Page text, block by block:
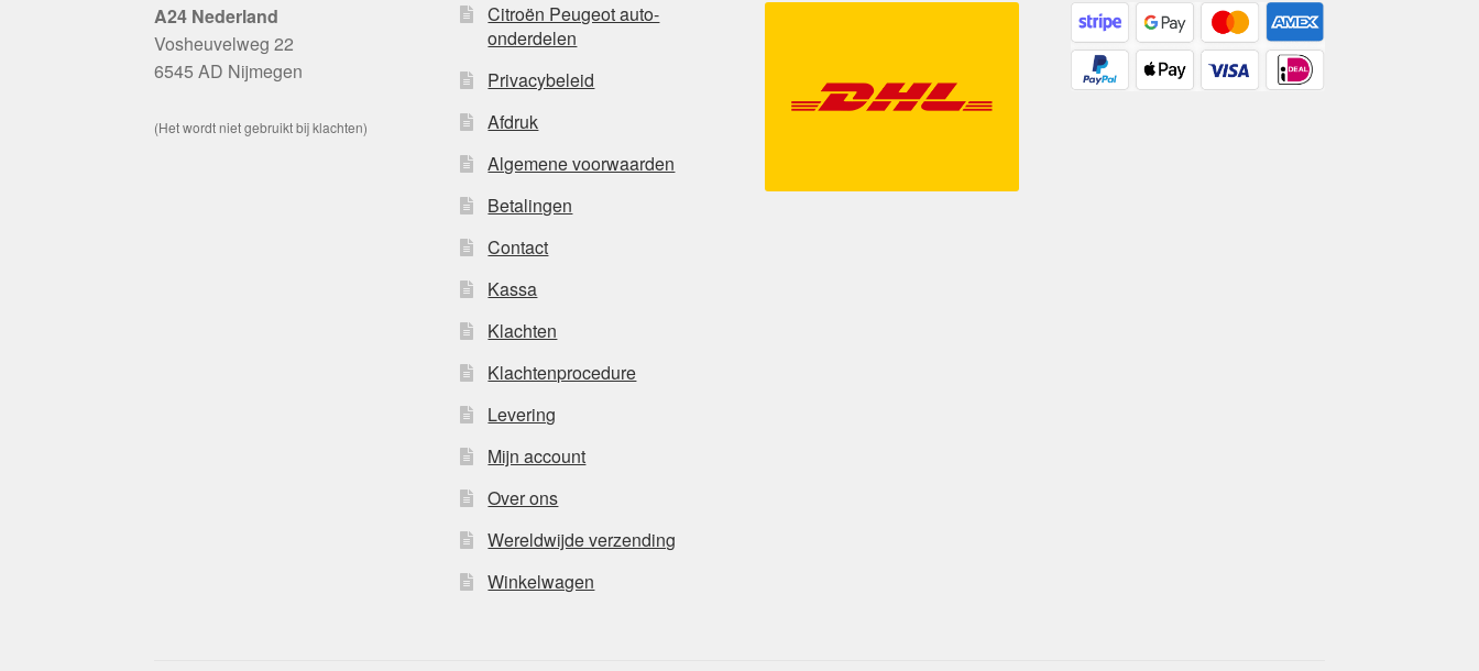
A24 Nederland
Vosheuvelweg 22
6545 AD Nijmegen
(Het wordt niet gebruikt bij klachten)
Citroën Peugeot auto-
onderdelen
Privacybeleid
Afdruk
Algemene voorwaarden
Betalingen
Contact
Kassa
Klachten
Klachtenprocedure
Levering
Mijn account
Over ons
Wereldwijde verzending
Winkelwagen